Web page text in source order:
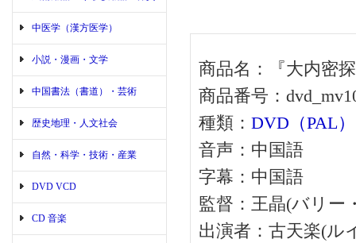
中医学（漢方医学）
小説・漫画・文学
中国書法（書道）・芸術
歴史地理・人文社会
自然・科学・技術・産業
DVD VCD
CD 音楽
商品名：『大内密
商品番号：
種類： DVD（PAL）
音声：中国語
字幕：中国語
監督：王晶(バリ
出演者：古天楽(